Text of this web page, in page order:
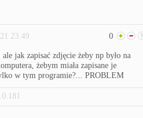
23:49 0
jak zapisać zdjęcie żeby np było na
żebym miała zapisane je
w tym programie?... PROBLEM